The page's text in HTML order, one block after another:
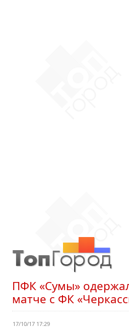
ПФК «Сумы»
матче с ФК
17/10/17 17:29